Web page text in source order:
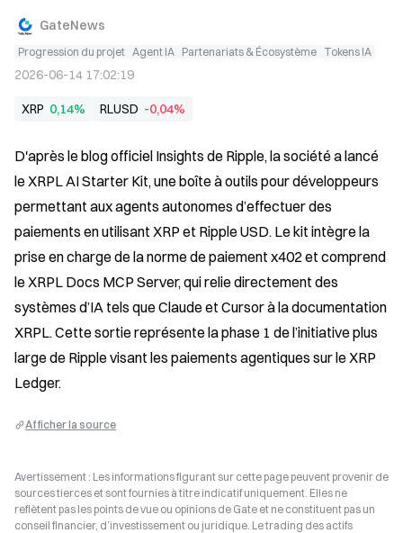
GateNews
Progression du projet Agent IA Partenariats & Écosystème Tokens IA
2026-06-14 17:02:19
XRP 0,14% RLUSD -0,04%
D'après le blog officiel Insights de Ripple, la société a lancé
le XRPL AI Starter Kit, une boîte à outils pour développeurs
permettant aux agents autonomes d’effectuer des
paiements en utilisant XRP et Ripple USD. Le kit intègre la
prise en charge de la norme de paiement x402 et comprend
le XRPL Docs MCP Server, qui relie directement des
systèmes d’IA tels que Claude et Cursor à la documentation
XRPL. Cette sortie représente la phase 1 de l’initiative plus
large de Ripple visant les paiements agentiques sur le XRP
Ledger.
Afficher la source
Avertissement : Les informations figurant sur cette page peuvent provenir de
sources tierces et sont fournies à titre indicatif uniquement. Elles ne
reflètent pas les points de vue ou opinions de Gate et ne constituent pas un
conseil financier, d’investissement ou juridique. Le trading des actifs